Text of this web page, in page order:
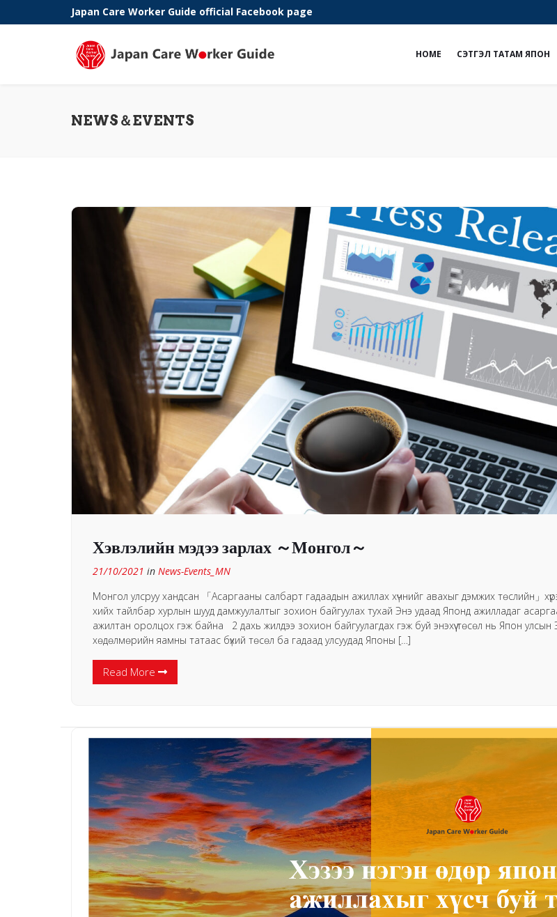
Phone:
Japan Care Worker Guide official Facebook page
НOME СЭТГЭЛ ТАТАМ ЯПОН
NEWS＆EVENTS
Хэвлэлийн мэдээ зарлах ～Монгол～
21/10/2021 in News-Events_MN
Монгол улсруу хандсан 「Асаргааны салбарт гадаадын ажиллах хүчнийг авахыг дэмжих тѳслийн」
хийх тайлбар хурлын шууд дамжуулалтыг зохион байгуулах тухай Энэ удаад Японд ажилладаг
ажилтан оролцох гэж байна 2 дахь жилдээ зохион байгуулагдах гэж буй энэхүү тѳсѳл нь Япон улсын
хѳдѳлмѳрийн яамны татаас бүхий тѳсѳл ба гадаад улсуудад Японы […]
Read More